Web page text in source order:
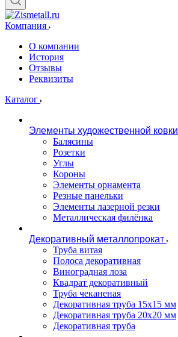
Компания
О компании
История
Отзывы
Реквизиты
Каталог
Элементы художественной ковки
Балясины
Розетки
Углы
Короны
Элементы орнамента
Резные панельки
Элементы лазерной резки
Металлическая филёнка
Декоративный металлопрокат
Труба витая
Полоса декоративная
Виноградная лоза
Квадрат декоративный
Труба чеканеная
Декоративная труба 15х15 мм
Декоративная труба 20х20 мм
Декоративная труба